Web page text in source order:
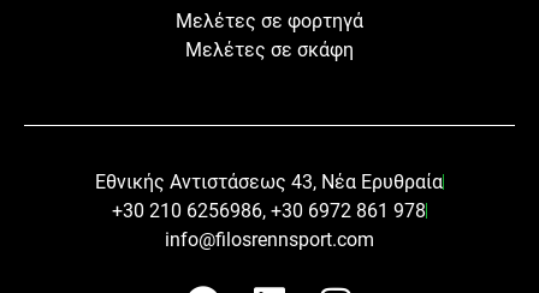
Μελέτες σε φορτηγά
Μελέτες σε σκάφη
Εθνικής Αντιστάσεως 43, Νέα Ερυθραία
+30 210 6256986, +30 6972 861 978
info@filosrennsport.com